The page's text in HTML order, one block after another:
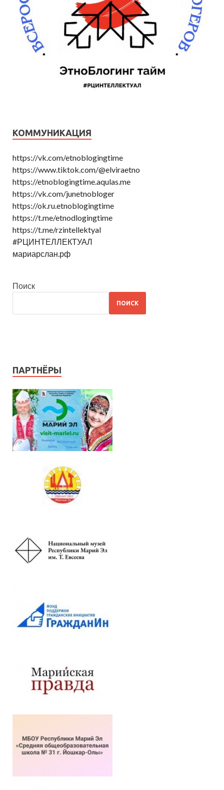
КОММУНИКАЦИЯ
https://vk.com/etnoblogingtime
https://www.tiktok.com/@elviraetno
https://etnoblogingtime.aqulas.me
https://vk.com/junetnobloger
https://ok.ru.etnoblogingtime
https://t.me/etnodlogingtime
https://t.me/rzintellektyal
#РЦИНТЕЛЛЕКТУАЛ
мариарслан.рф
Поиск
ПОИСК
ПАРТНЁРЫ